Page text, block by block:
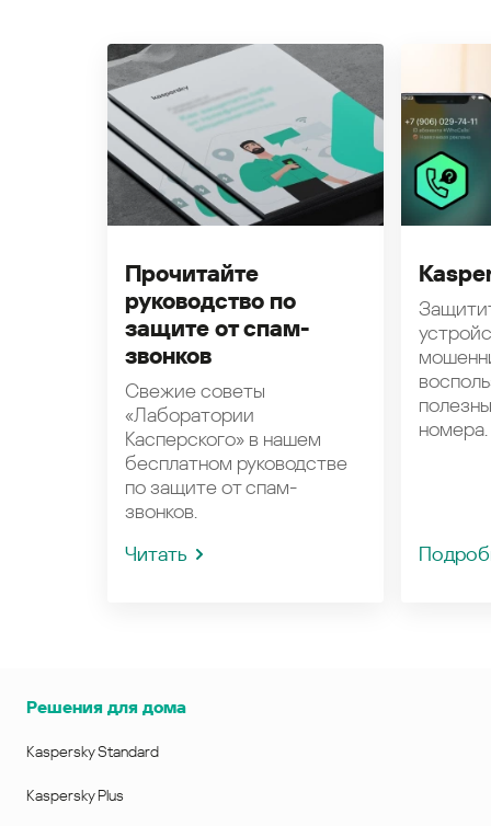
Прочитайте
руководство по
защите от спам-
звонков
Свежие советы
«Лаборатории
Касперского» в нашем
бесплатном руководстве
по защите от спам-
звонков.
Читать
номера.
Решения для дома
Kaspersky Standard
Kaspersky Plus